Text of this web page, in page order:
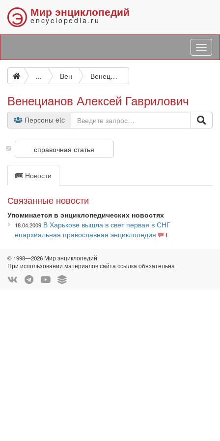
Э Мир энциклопедий
encyclopedia.ru
... Вен Венецианов Алексей Гаврилович
Венецианов Алексей Гаврилович
Персоны etc
справочная статья
Новости
Связанные новости
Упоминается в энциклопедических новостях
18.04.2009 В Харькове вышла в свет первая в СНГ
епархиальная православная энциклопедия
1
© 1998—2026 Мир энциклопедий
При использовании материалов сайта ссылка обязательна